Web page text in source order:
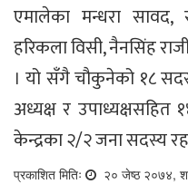
एमालेका मन्धरा सावद,
हरिकला विसी, नैनसिंह
। यो सँगै चौकुनेको १८
अध्यक्ष र उपाध्यक्षसहित
केन्द्रका २/२ जना सदस्य
प्रकाशित मितिः २० जेष्ठ २०७४,